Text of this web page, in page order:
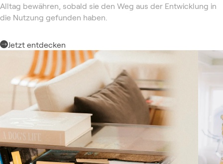
Alltag bewähren, sobald sie den Weg aus der Entwicklung in
die Nutzung gefunden haben.
Jetzt entdecken